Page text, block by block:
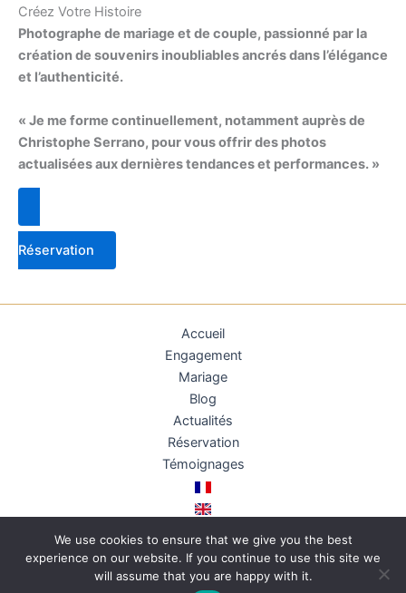
Créez Votre Histoire
Photographe de mariage et de couple, passionné par la
création de souvenirs inoubliables ancrés dans l’élégance
et l’authenticité.
« Je me forme continuellement, notamment auprès de
Christophe Serrano, pour vous offrir des photos
actualisées aux dernières tendances et performances. »
Réservation
Accueil
Engagement
Mariage
Blog
Actualités
Réservation
Témoignages
Copyright © 2026 | Conçu par Floteuil EI
We use cookies to ensure that we give you the best
experience on our website. If you continue to use this site we
will assume that you are happy with it.